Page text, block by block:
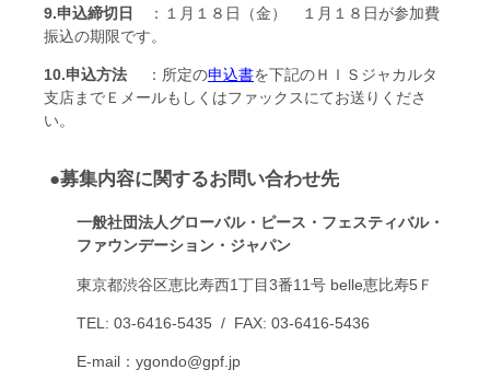
9.申込締切日
：１月１８日（金） １月１８日が参加費
振込の期限です。
10.申込方法 ：所定の申込書を下記のＨＩＳジャカルタ
支店までＥメールもしくはファックスにてお送りくださ
い。
●募集内容に関するお問い合わせ先
一般社団法人グローバル・ピース・フェスティバル・
ファウンデーション・ジャパン
東京都渋谷区恵比寿西1丁目3番11号 belle恵比寿5Ｆ
TEL: 03-6416-5435 / FAX: 03-6416-5436
E-mail：ygondo@gpf.jp